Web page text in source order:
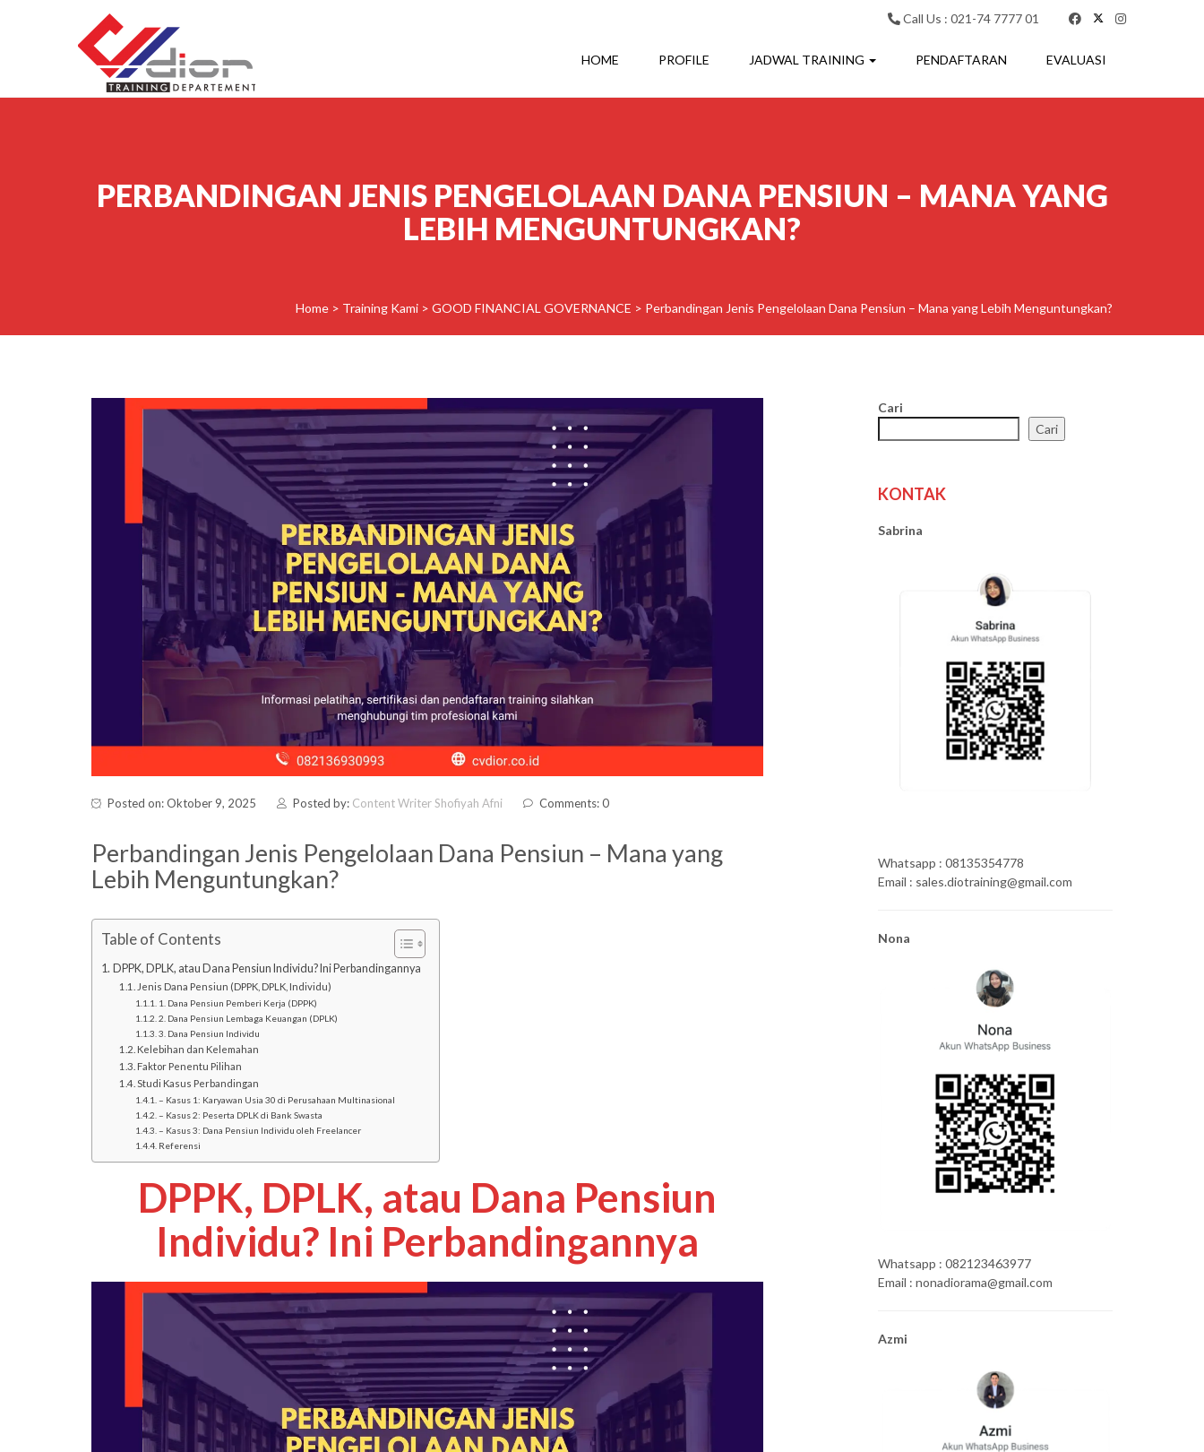
Call Us : 021-74 7777 01
HOME PROFILE JADWAL TRAINING PENDAFTARAN EVALUASI
PERBANDINGAN JENIS PENGELOLAAN DANA PENSIUN – MANA YANG
LEBIH MENGUNTUNGKAN?
Home > Training Kami > GOOD FINANCIAL GOVERNANCE > Perbandingan Jenis Pengelolaan Dana Pensiun – Mana yang Lebih Menguntungkan?
Posted on: Oktober 9, 2025 Posted by: Content Writer Shofiyah Afni Comments: 0
Perbandingan Jenis Pengelolaan Dana Pensiun – Mana yang
Lebih Menguntungkan?
Table of Contents
DPPK, DPLK, atau Dana Pensiun Individu? Ini Perbandingannya
Jenis Dana Pensiun (DPPK, DPLK, Individu)
1. Dana Pensiun Pemberi Kerja (DPPK)
2. Dana Pensiun Lembaga Keuangan (DPLK)
3. Dana Pensiun Individu
Kelebihan dan Kelemahan
Faktor Penentu Pilihan
Studi Kasus Perbandingan
– Kasus 1: Karyawan Usia 30 di Perusahaan Multinasional
– Kasus 2: Peserta DPLK di Bank Swasta
– Kasus 3: Dana Pensiun Individu oleh Freelancer
Referensi
DPPK, DPLK, atau Dana Pensiun
Individu? Ini Perbandingannya
Cari
Cari
KONTAK
Sabrina
Whatsapp : 08135354778
Email : sales.diotraining@gmail.com
Nona
Whatsapp : 082123463977
Email : nonadiorama@gmail.com
Azmi